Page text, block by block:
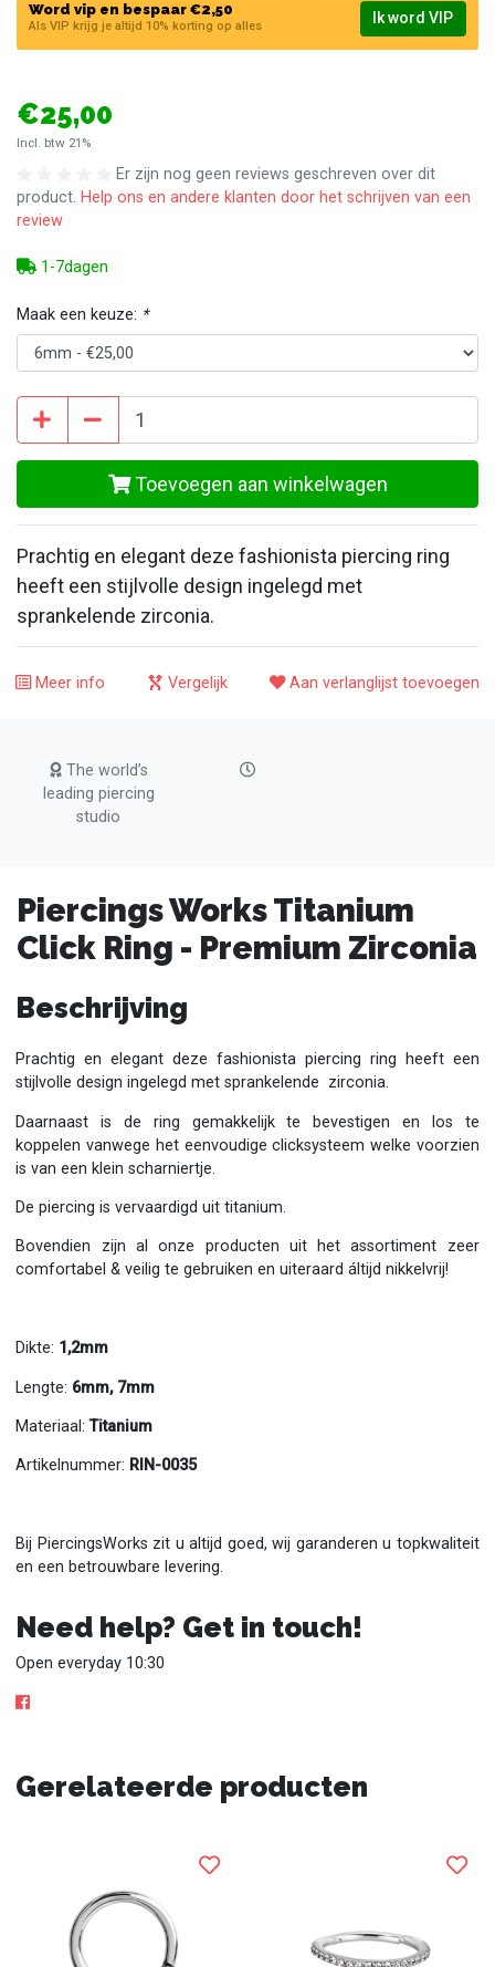
Word vip en bespaar €2,50
Als VIP krijg je altijd 10% korting op alles Ik word VIP
€25,00
Incl. btw 21%
Er zijn nog geen reviews geschreven over dit
product. Help ons en andere klanten door het schrijven van een
review
1-7dagen
Maak een keuze: *
Toevoegen aan winkelwagen
Prachtig en elegant deze fashionista piercing ring
heeft een stijlvolle design ingelegd met
sprankelende zirconia.
Meer info Vergelijk Aan verlanglijst toevoegen
The world’s
leading piercing
studio
Piercings Works Titanium
Click Ring - Premium Zirconia
Beschrijving
Prachtig en elegant deze fashionista piercing ring heeft een
stijlvolle design ingelegd met sprankelende zirconia.
Daarnaast is de ring gemakkelijk te bevestigen en los te
koppelen vanwege het eenvoudige clicksysteem welke voorzien
is van een klein scharniertje.
De piercing is vervaardigd uit titanium.
Bovendien zijn al onze producten uit het assortiment zeer
comfortabel & veilig te gebruiken en uiteraard áltijd nikkelvrij!
Dikte: 1,2mm
Lengte: 6mm, 7mm
Materiaal:Titanium
Artikelnummer: RIN-0035
Bij PiercingsWorks zit u altijd goed, wij garanderen u topkwaliteit
en een betrouwbare levering.
Need help? Get in touch!
Open everyday 10:30
Gerelateerde producten